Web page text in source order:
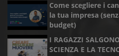
Come scegliere i
la tua impresa
budget)
I RAGAZZI
SCIENZA E LA